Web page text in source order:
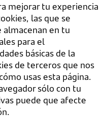
mejorar tu experiencia
las que se
almacenan en tu
para el
básicas de la
de terceros que nos
usas esta página.
sólo con tu
puede que afecte